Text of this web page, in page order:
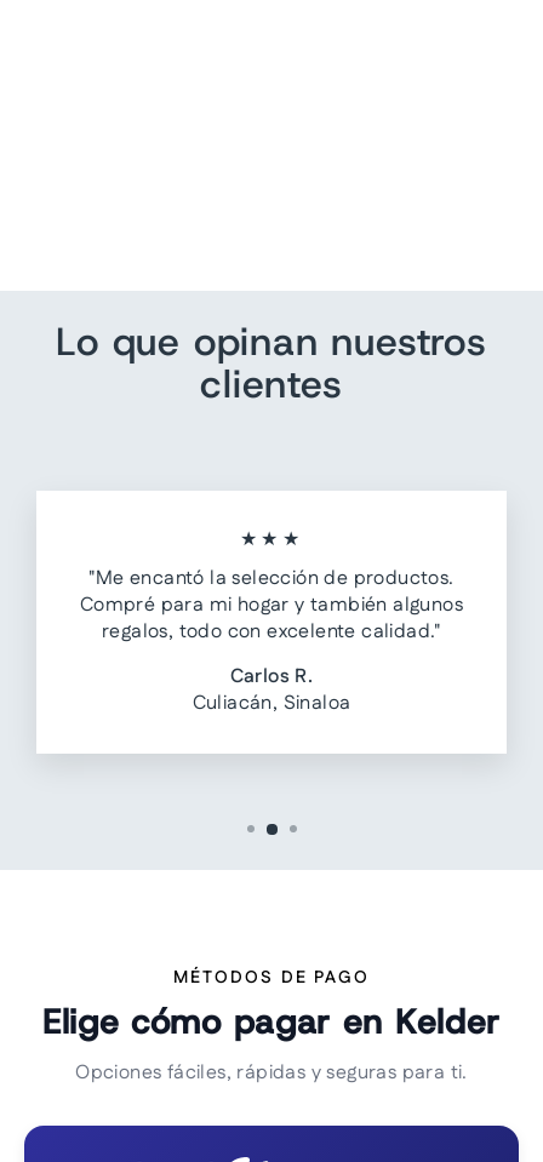
Lo que opinan nuestros
clientes
★★★
"Me encantó la selección de productos.
Compré para mi hogar y también algunos
regalos, todo con excelente calidad."
Carlos R.
Culiacán, Sinaloa
MÉTODOS DE PAGO
Elige cómo pagar en Kelder
Opciones fáciles, rápidas y seguras para ti.